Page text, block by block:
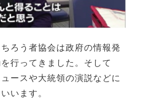
ろう者協会は政府の情報発
行ってきました。そして
ースや大統領の演説などに
います。